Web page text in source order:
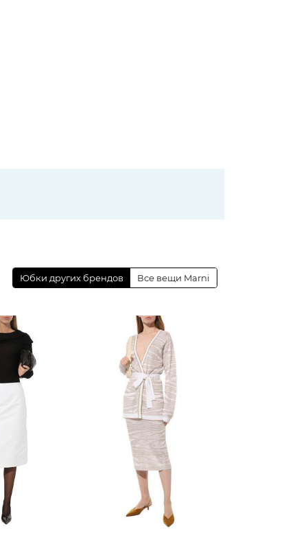
Юбки других брендов Все вещи Marni